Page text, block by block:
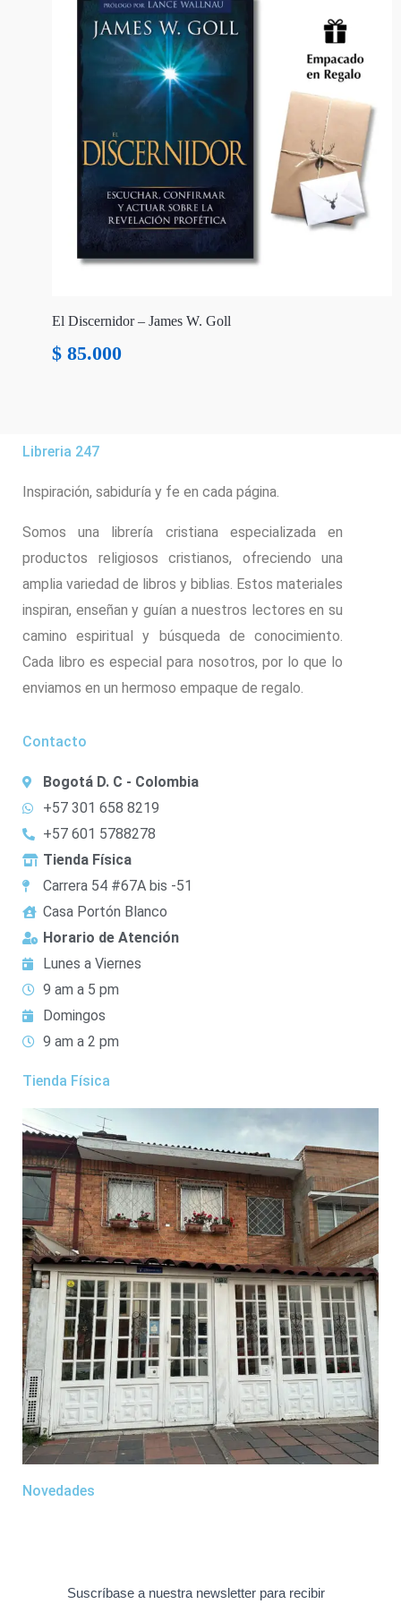
El Discernidor – James W. Goll
$ 85.000
Libreria 247
Inspiración, sabiduría y fe en cada página.
Somos una librería cristiana especializada en
productos religiosos cristianos, ofreciendo una
amplia variedad de libros y biblias. Estos materiales
inspiran, enseñan y guían a nuestros lectores en su
camino espiritual y búsqueda de conocimiento.
Cada libro es especial para nosotros, por lo que lo
enviamos en un hermoso empaque de regalo.
Contacto
Bogotá D. C - Colombia
+57 301 658 8219
+57 601 5788278
Tienda Física
Carrera 54 #67A bis -51
Casa Portón Blanco
Horario de Atención
Lunes a Viernes
9 am a 5 pm
Domingos
9 am a 2 pm
Tienda Física
Novedades
Suscríbase a nuestra newsletter para recibir